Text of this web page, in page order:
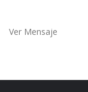
Ver Mensaje